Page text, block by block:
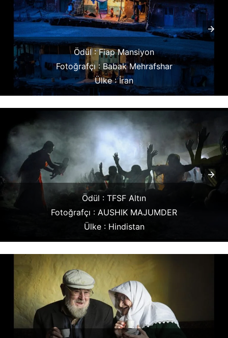
Ödül : Fiap Mansiyon
Fotoğrafçı : Babak Mehrafshar
Ülke : İran
Ödül : TFSF Altın
Fotoğrafçı : AUSHIK MAJUMDER
Ülke : Hindistan